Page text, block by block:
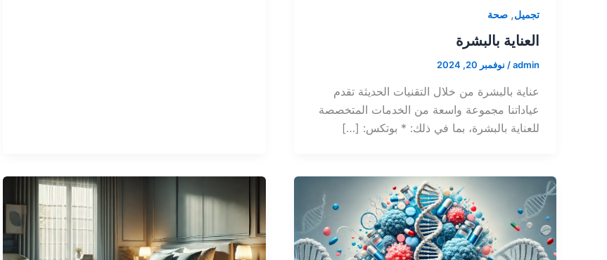
تجميل, صحة
العناية بالبشرة
admin
/ نوفمبر 20, 2024
عناية بالبشرة من خلال التقنيات الحديثة تقدم
عياداتنا مجموعة واسعة من الخدمات المتخصصة
للعناية بالبشرة، بما في ذلك: * بوتكس: […]